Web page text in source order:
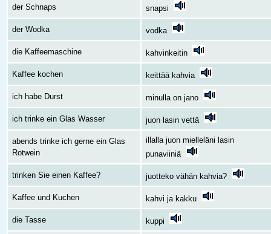
der Schnaps snapsi
der Wodka vodka
die Kaffeemaschine kahvinkeitin
Kaffee kochen keittää kahvia
ich habe Durst minulla on jano
ich trinke ein Glas Wasser juon lasin vettä
abends trinke ich gerne ein Glas
Rotwein
illalla juon mielleläni lasin
punaviiniä
trinken Sie einen Kaffee? juotteko vähän kahvia?
Kaffee und Kuchen kahvi ja kakku
die Tasse kuppi